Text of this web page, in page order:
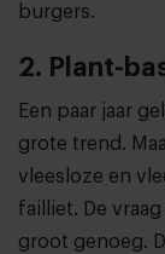
burgers.
2. Plant-
Een paar jaar
grote trend.
vleesloze en
failliet. De
groot genoeg.